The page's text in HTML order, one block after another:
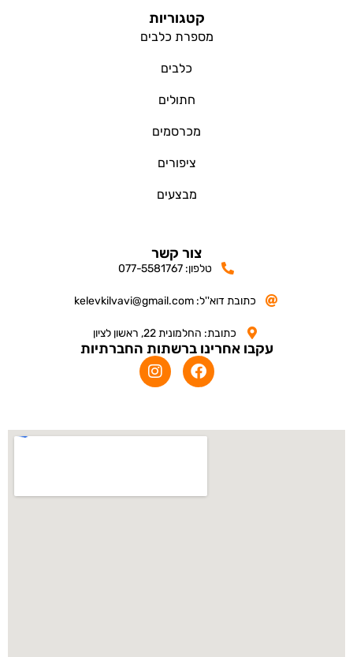
צור קשר
טלפון: 077-5581767
כתובת דוא''ל: kelevkilvavi@gmail.com
כתובת: החלמונית 22, ראשון לציון
עקבו אחרינו ברשתות החברתיות
קטגוריות
מספרת כלבים
כלבים
חתולים
מכרסמים
ציפורים
מבצעים